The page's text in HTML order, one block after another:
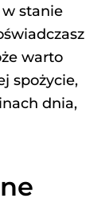
w stanie
warto
spożycie,
dnia,